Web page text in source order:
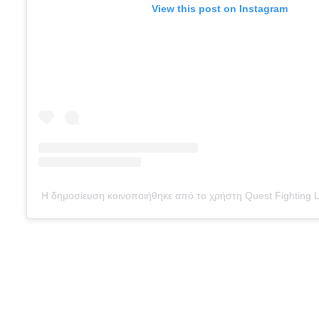
View this post on Instagram
Η δημοσίευση κοινοποιήθηκε από το χρήστη Quest Fighting